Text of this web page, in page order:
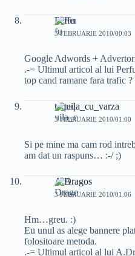
Perfu
3 FEBRUARIE 2010/00:03
Google Adwords +
.-= Ultimul articol al lui
top cand ramane fara trafic ?
tequila_cu_varza
3 FEBRUARIE 2010/01:00
Si pe mine ma cam rod
am dat un raspuns… :-/ ;)
A.Dragos
3 FEBRUARIE 2010/01:06
Hm…greu. :)
Eu unul as alege bannere
folositoare metoda.
.-= Ultimul articol al lui